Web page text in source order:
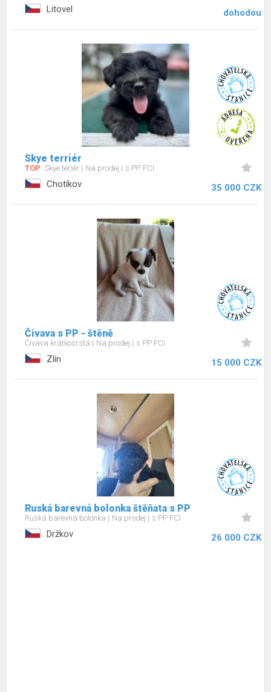
Litovel dohodou
Skye terriér
TOP Skye teriér Na prodej s PP FCI
Chotíkov 35 000 CZK
Čivava s PP - štěně
Čivava krátkosrstá Na prodej s PP FCI
Zlín 15 000 CZK
Ruská barevná bolonka štěňata s PP
Ruská barevná bolonka Na prodej s PP FCI
Držkov 26 000 CZK